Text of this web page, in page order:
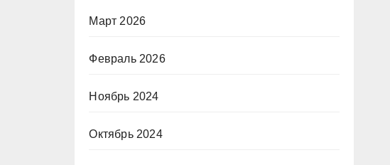
Март 2026
Февраль 2026
Ноябрь 2024
Октябрь 2024